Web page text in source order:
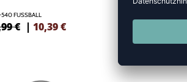
540 FUSSBALL
€ | 10,39€